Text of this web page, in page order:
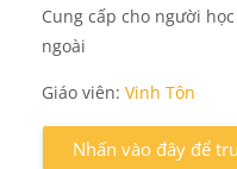
Cung cấp cho người
ngoài
Giáo viên: Vinh Tôn
Nhấn vào đây để